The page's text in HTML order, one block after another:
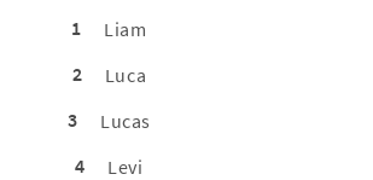
1
Liam
2
Luca
3
Lucas
4
Levi